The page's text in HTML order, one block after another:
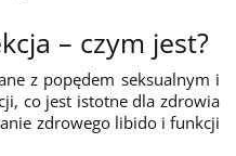
– czym jest?
z popędem seksualnym i
co jest istotne dla zdrowia
zdrowego libido i funkcji